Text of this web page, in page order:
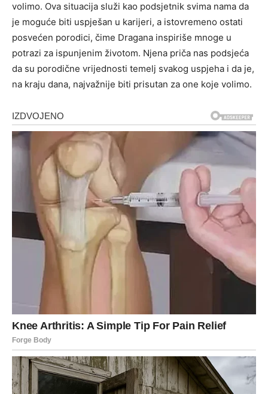
volimo. Ova situacija služi kao podsjetnik svima nama da
je moguće biti uspješan u karijeri, a istovremeno ostati
posvećen porodici, čime Dragana inspiriše mnoge u
potrazi za ispunjenim životom. Njena priča nas podsjeća
da su porodične vrijednosti temelj svakog uspjeha i da je,
na kraju dana, najvažnije biti prisutan za one koje volimo.